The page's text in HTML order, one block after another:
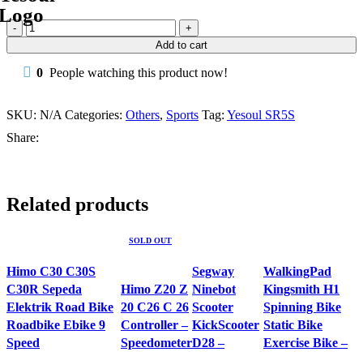
Yesoul
Smart
Skipping
Rope
Tali
Tali
Add to cart
0 People watching this product now!
SKU: N/A Categories: Others, Sports Tag: Yesoul SR5S
Share:
Related products
Himo C30 C30S
C30R Sepeda
Elektrik Road Bike
Roadbike Ebike 9
Speed
SOLD OUT
Himo Z20 Z
20 C26 C 26
Controller –
Speedometer
Segway
Ninebot
Scooter
KickScooter
D28 –
WalkingPad
Kingsmith H1
Spinning Bike
Static Bike
Exercise Bike –